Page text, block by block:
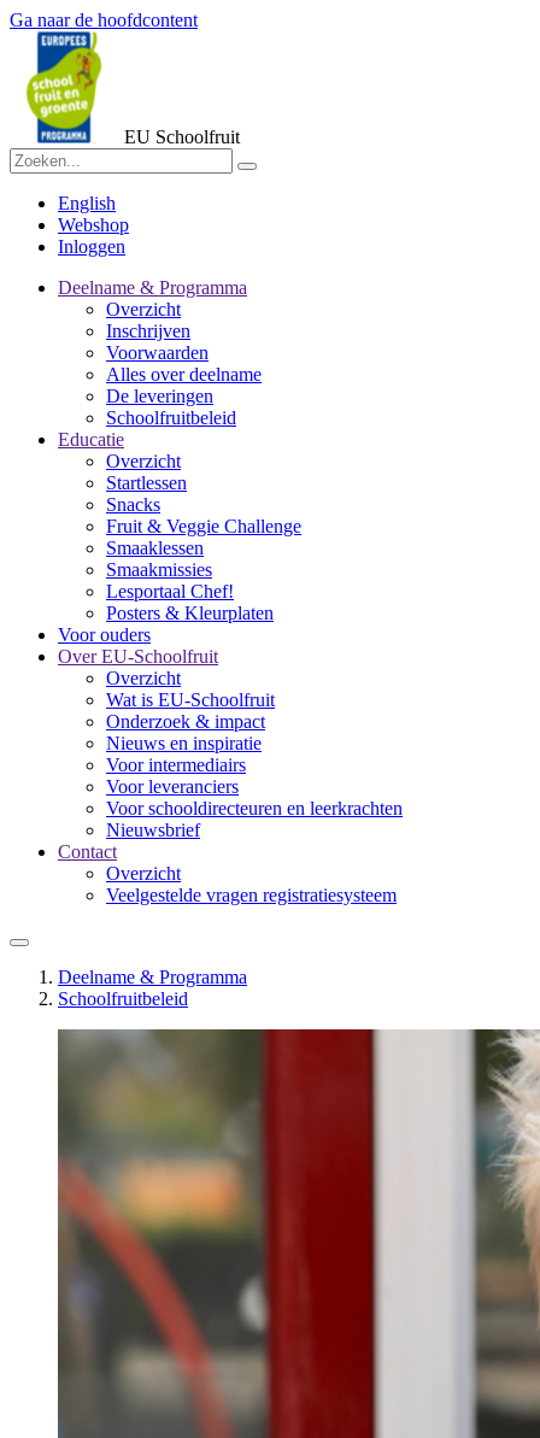
Ga naar de hoofdcontent
EU Schoolfruit
English
Webshop
Inloggen
Deelname & Programma
Overzicht
Inschrijven
Voorwaarden
Alles over deelname
De leveringen
Schoolfruitbeleid
Educatie
Overzicht
Startlessen
Snacks
Fruit & Veggie Challenge
Smaaklessen
Smaakmissies
Lesportaal Chef!
Posters & Kleurplaten
Voor ouders
Over EU-Schoolfruit
Overzicht
Wat is EU-Schoolfruit
Onderzoek & impact
Nieuws en inspiratie
Voor intermediairs
Voor leveranciers
Voor schooldirecteuren en leerkrachten
Nieuwsbrief
Contact
Overzicht
Veelgestelde vragen registratiesysteem
Deelname & Programma
Schoolfruitbeleid